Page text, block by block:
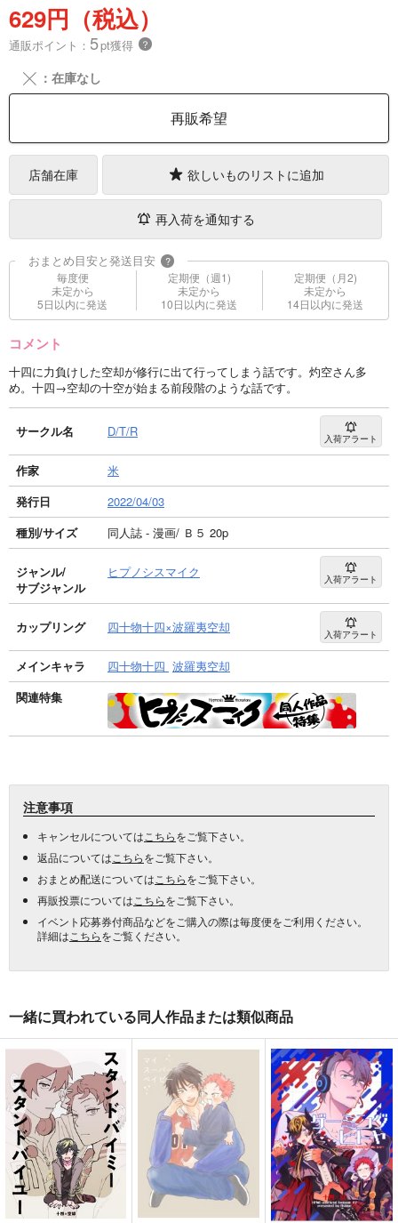
629円（税込）
通販ポイント： 5pt獲得 ？
╳ ：在庫なし
再販希望
店舗在庫 欲しいものリストに追加
再入荷を通知する
おまとめ目安と発送目安 ?
毎度便
未定から
5日以内に発送
定期便（週1)
未定から
10日以内に発送
定期便（月2)
未定から
14日以内に発送
コメント
十四に力負けした空却が修行に出て行ってしまう話です。灼空さん多
め。十四→空却の十空が始まる前段階のような話です。
サークル名 D/T/R 入荷アラート
作家
米
発行日
2022/04/03
種別/サイズ
同人誌 - 漫画/ Ｂ５ 20p
ジャンル/
サブジャンル
ヒプノシスマイク 入荷アラート
カップリング 四十物十四×波羅夷空却 入荷アラート
メインキャラ 四十物十四 波羅夷空却
関連特集
注意事項
キャンセルについては こちらをご覧下さい。
返品については こちらをご覧下さい。
おまとめ配送については こちらをご覧下さい。
再販投票については こちらをご覧下さい。
イベント応募券付商品などをご購入の際は毎度便をご利用ください。
詳細は こちらをご覧ください。
一緒に買われている同人作品または類似商品